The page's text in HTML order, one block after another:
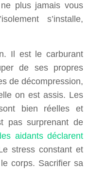
plus jamais vous
s’installe,
Il est le carburant
de ses propres
de décompression,
on est assis. Les
bien réelles et
pas surprenant de
aidants déclarent
stress constant et
corps. Sacrifier sa